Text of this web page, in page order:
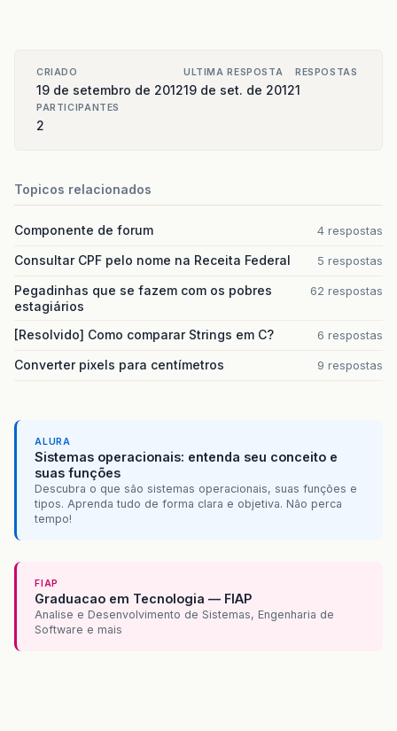
CRIADO
19 de setembro de 2012
ULTIMA RESPOSTA
19 de set. de 2012
RESPOSTAS
1
PARTICIPANTES
2
Topicos relacionados
Componente de forum 4 respostas
Consultar CPF pelo nome na Receita Federal 5 respostas
Pegadinhas que se fazem com os pobres
estagiários
62 respostas
[Resolvido] Como comparar Strings em C? 6 respostas
Converter pixels para centímetros 9 respostas
ALURA
Sistemas operacionais: entenda seu conceito e
suas funções
Descubra o que são sistemas operacionais, suas funções e
tipos. Aprenda tudo de forma clara e objetiva. Não perca
tempo!
FIAP
Graduacao em Tecnologia — FIAP
Analise e Desenvolvimento de Sistemas, Engenharia de
Software e mais